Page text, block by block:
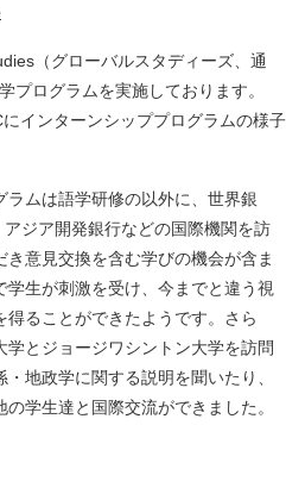
（グローバルスタディーズ、通
プログラムを実施しております。
インターンシッププログラムの様子
ラムは語学研修の以外に、世界銀
ジア開発銀行などの国際機関を訪
き意見交換を含む学びの機会が含ま
生が刺激を受け、今までと違う視
得ることができたようです。さら
とジョージワシントン大学を訪問
地政学に関する説明を聞いたり、
学生達と国際交流ができました。